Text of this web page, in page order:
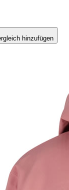
hinzufügen